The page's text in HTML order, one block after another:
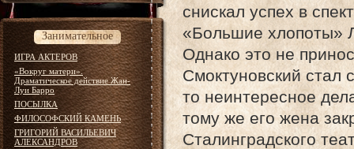
Занимательное
ИГРА АКТЕРОВ
«Вокруг матери».
Драматическое действие Жан-
Луи Барро
ПОСЫЛКА
ФИЛОСОФСКИЙ КАМЕНЬ
ГРИГОРИЙ ВАСИЛЬЕВИЧ
АЛЕКСАНДРОВ
снискал успех в
«Большие хлопоты»
Однако это не
Смоктуновский стал
то неинтересное
тому же его жена
Сталинградского